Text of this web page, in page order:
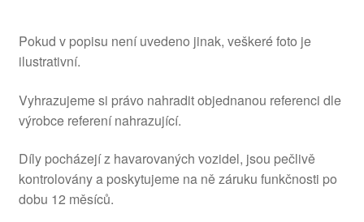
Pokud v popisu není uvedeno jinak, veškeré foto je
ilustrativní.
Vyhrazujeme si právo nahradit objednanou referenci dle
výrobce referení nahrazující.
Díly pocházejí z havarovaných vozidel, jsou pečlivě
kontrolovány a poskytujeme na ně záruku funkčnosti po
dobu 12 měsíců.